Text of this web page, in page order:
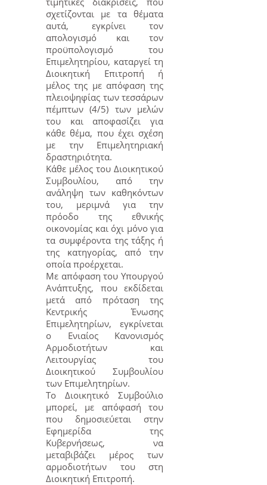
σχετίζονται με τα θέματα
αυτά, εγκρίνει τον
απολογισμό και τον
προϋπολογισμό του
Επιμελητηρίου, καταργεί τη
Διοικητική Επιτροπή ή
μέλος της με απόφαση της
πλειοψηφίας των τεσσάρων
πέμπτων (4/5) των μελών
του και αποφασίζει για
κάθε θέμα, που έχει σχέση
με την Επιμελητηριακή
δραστηριότητα.
Κάθε μέλος του Διοικητικού
Συμβουλίου, από την
ανάληψη των καθηκόντων
του, μεριμνά για την
πρόοδο της εθνικής
οικονομίας και όχι μόνο για
τα συμφέροντα της τάξης ή
της κατηγορίας, από την
οποία προέρχεται.
Με απόφαση του Υπουργού
Ανάπτυξης, που εκδίδεται
μετά από πρόταση της
Κεντρικής Ένωσης
Επιμελητηρίων, εγκρίνεται
ο Ενιαίος Κανονισμός
Αρμοδιοτήτων και
Λειτουργίας του
Διοικητικού Συμβουλίου
των Επιμελητηρίων.
Το Διοικητικό Συμβούλιο
μπορεί, με απόφασή του
που δημοσιεύεται στην
Εφημερίδα της
Κυβερνήσεως, να
μεταβιβάζει μέρος των
αρμοδιοτήτων του στη
Διοικητική Επιτροπή.